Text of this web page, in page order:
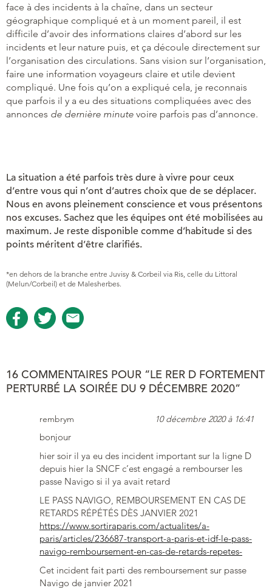
face à des incidents à la chaîne, dans un secteur
géographique compliqué et à un moment pareil, il est
difficile d’avoir des informations claires d’abord sur les
incidents et leur nature puis, et ça découle directement sur
l’organisation des circulations. Sans vision sur l’organisation,
faire une information voyageurs claire et utile devient
compliqué. Une fois qu’on a expliqué cela, je reconnais
que parfois il y a eu des situations compliquées avec des
annonces de dernière minute voire parfois pas d’annonce.
La situation a été parfois très dure à vivre pour ceux
d’entre vous qui n’ont d’autres choix que de se déplacer.
Nous en avons pleinement conscience et vous présentons
nos excuses. Sachez que les équipes ont été mobilisées au
maximum. Je reste disponible comme d’habitude si des
points méritent d’être clarifiés.
*en dehors de la branche entre Juvisy & Corbeil via Ris, celle du Littoral
(Melun/Corbeil) et de Malesherbes.
16 COMMENTAIRES POUR “LE RER D FORTEMENT
PERTURBÉ LA SOIRÉE DU 9 DÉCEMBRE 2020”
rembrym 10 décembre 2020 à 16:41
bonjour
hier soir il ya eu des incident important sur la ligne D
depuis hier la SNCF c’est engagé a rembourser les
passe Navigo si il ya avait retard
LE PASS NAVIGO, REMBOURSEMENT EN CAS DE
RETARDS RÉPÉTÉS DÈS JANVIER 2021
https://www.sortiraparis.com/actualites/a-
paris/articles/236687-transport-a-paris-et-idf-le-pass-
navigo-remboursement-en-cas-de-retards-repetes-
Cet incident fait parti des remboursement sur passe
Navigo de janvier 2021